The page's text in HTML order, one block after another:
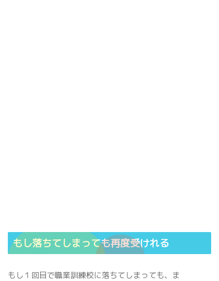
もし落ちてしまっても再度受けれる
もし１回目で職業訓練校に落ちてしまっても、ま